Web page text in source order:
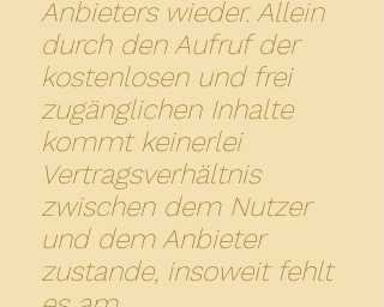
Anbieters wieder. Allein
durch den Aufruf der
kostenlosen und frei
zugänglichen Inhalte
kommt keinerlei
Vertragsverhältnis
zwischen dem Nutzer
und dem Anbieter
zustande, insoweit fehlt